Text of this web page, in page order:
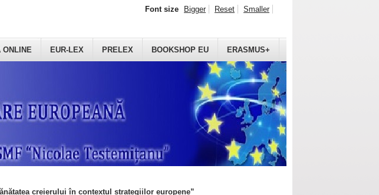
ONLINE EUR-LEX PRELEX BOOKSHOP EU ERASMUS+
Font size Bigger Reset Smaller
creierului în contextul strategiilor europene”